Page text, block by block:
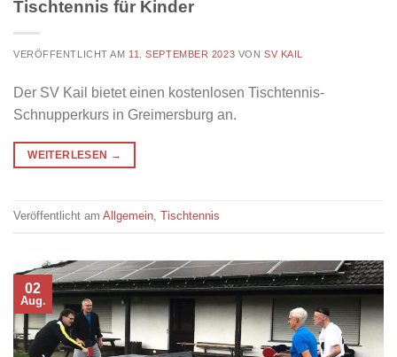
Tischtennis für Kinder
VERÖFFENTLICHT AM11. SEPTEMBER 2023 VON SV KAIL
Der SV Kail bietet einen kostenlosen Tischtennis-
Schnupperkurs in Greimersburg an.
WEITERLESEN →
Veröffentlicht am Allgemein Tischtennis
02
Aug.